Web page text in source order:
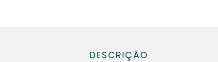
DESCRIÇÃO